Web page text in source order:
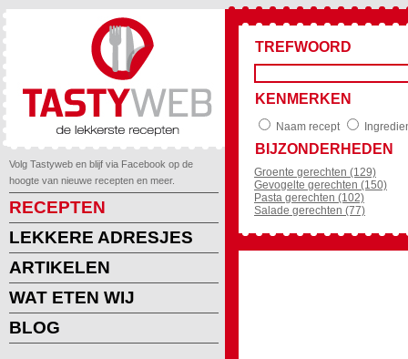
Volg Tastyweb en blijf via Facebook op de
hoogte van nieuwe recepten en meer.
RECEPTEN
LEKKERE ADRESJES
ARTIKELEN
WAT ETEN WIJ
BLOG
TREFWOORD
KENMERKEN
Naam recept
BIJZONDERHEDEN
Groente gerechten (129)
Gevogelte gerechten (150)
Pasta gerechten (102)
Salade gerechten (77)